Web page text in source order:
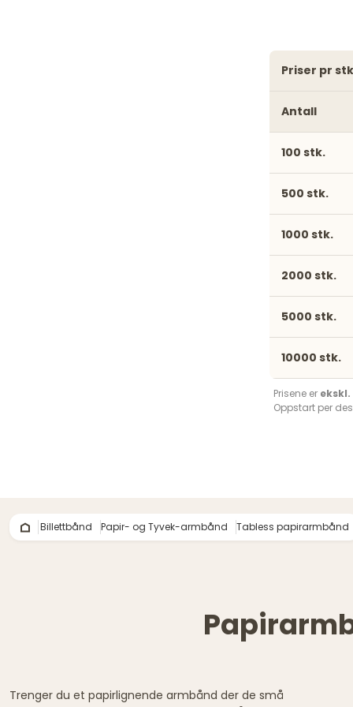
priser pr
Antall
100 stk.
500 stk.
1000 stk.
2000 stk.
5000 stk.
10000 stk.
Prisene er
Oppstart per
Billettbånd Papir- og Tyvek-armbånd Tabless papirarmbånd
Trenger du et papirlignende armbånd der de små